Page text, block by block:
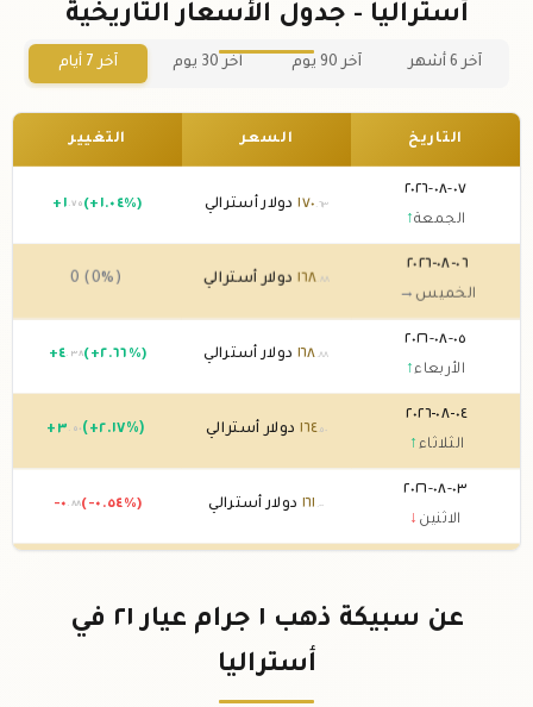
أستراليا - جدول الأسعار التاريخية
آخر 6 أشهر آخر 90 يوم آخر 30 يوم آخر 7 أيام
التاريخ السعر التغيير
٠٧-٠٨-٢٠٢٦
الجمعة↑
١٧٠ .٦٣ دولار أسترالي + ١ .٧٥ (+١.٠٤%)
٠٦-٠٨-٢٠٢٦
الخميس →
١٦٨ .٨٨ دولار أسترالي 0 (0%)
٠٥-٠٨-٢٠٢٦
الأربعاء↑
١٦٨ .٨٨ دولار أسترالي +٤ .٣٨ (+٢.٦٦%)
٠٤-٠٨-٢٠٢٦
الثلاثاء ↑
١٦٤ .٥٠ دولار أسترالي + ٣ .٥٠ (+٢.١٧%)
٠٣-٠٨-٢٠٢٦
الاثنين ↓
١٦١ .٠٠ دولار أسترالي -٠ .٨٨ (-٠.٥٤%)
١٦١.٨٨ دولار أسترالي
عن سبيكة ذهب ١ جرام عيار ٢١ في
أستراليا